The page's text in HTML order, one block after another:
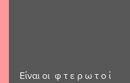
Είναι οι  φ τ ε ρ ω τ ο ί